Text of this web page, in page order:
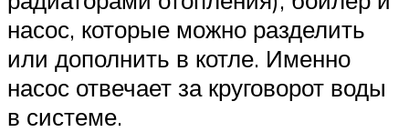
насос, которые можно разделить
или дополнить в котле. Именно
насос отвечает за круговорот воды
в системе.